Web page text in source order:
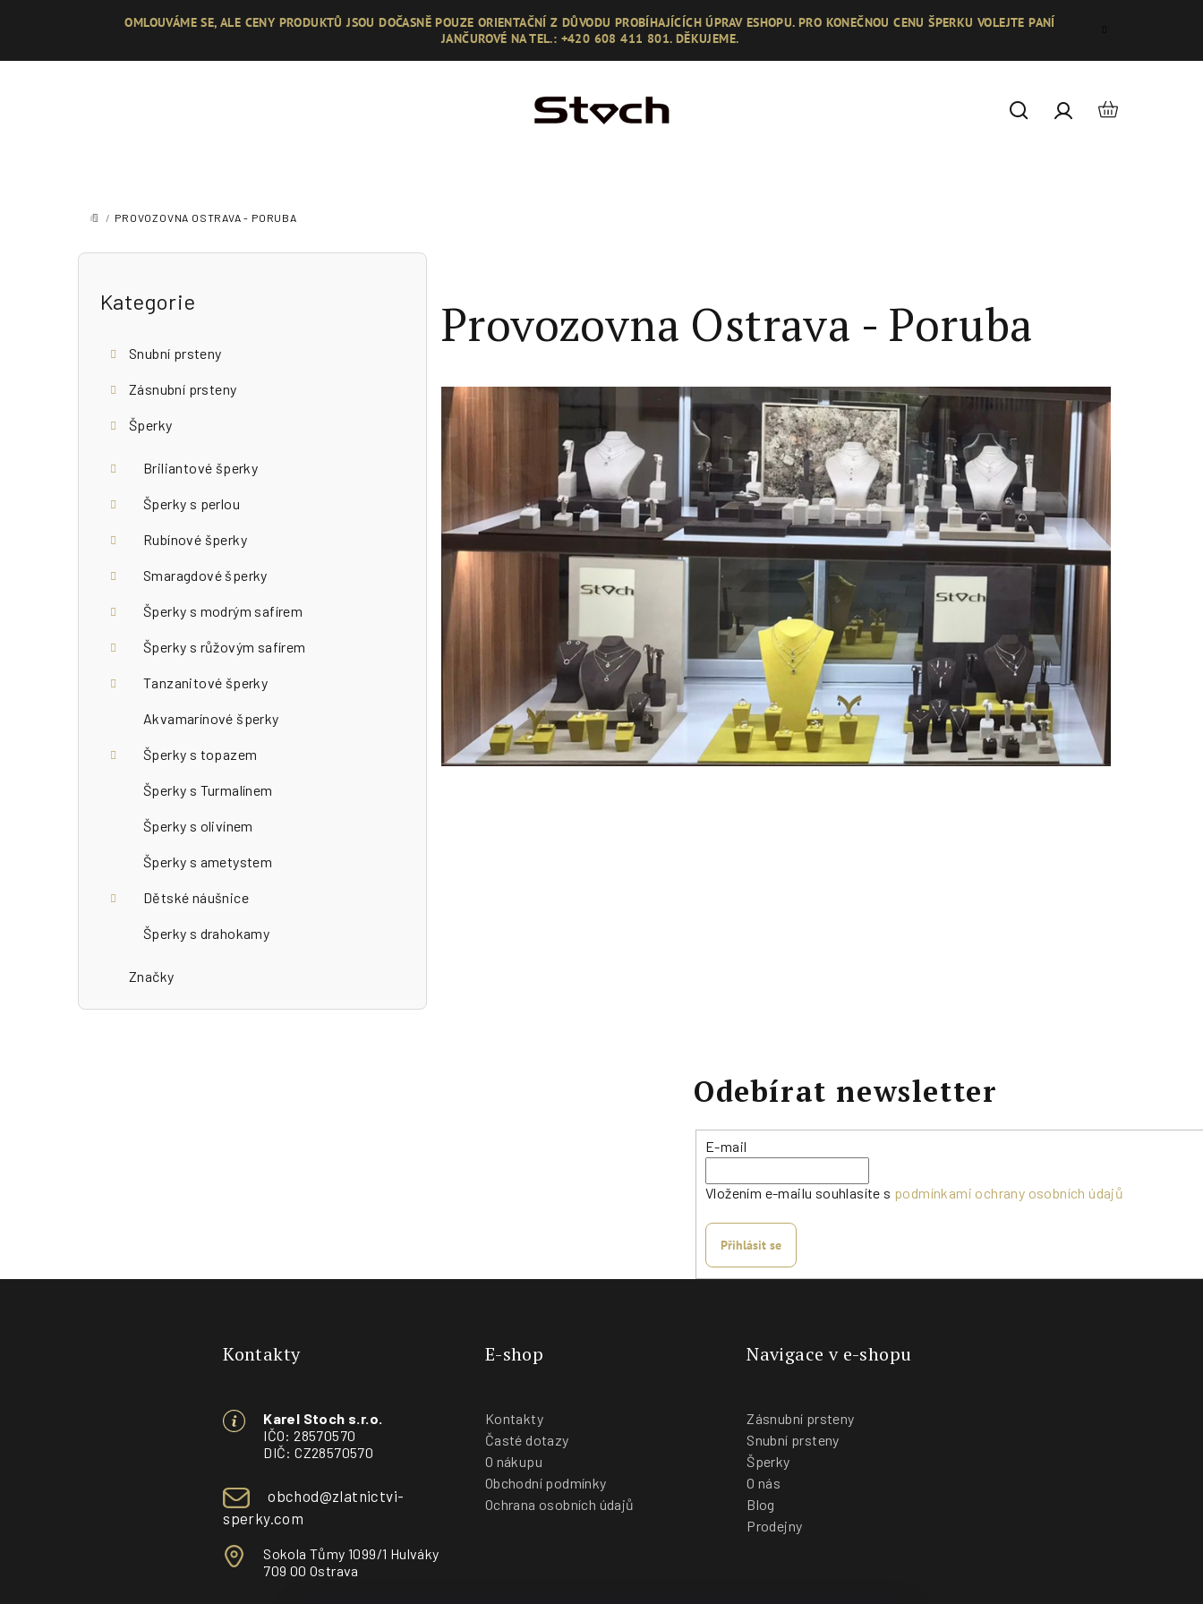
OMLOUVÁME SE, ALE CENY PRODUKTŮ JSOU DOČASNĚ POUZE ORIENTAČNÍ Z DŮVODU PROBÍHAJÍCÍCH ÚPRAV ESHOPU. PRO KONEČNOU CENU ŠPERKU VOLEJTE PANÍ
JANČUROVÉ NA TEL.: +420 608 411 801. DĚKUJEME.
HledatPřihlášení
Nákupní
DOMŮ
/ PROVOZOVNA OSTRAVA - PORUBA
P
Přeskočit
kategorie
Kategorie
Snubní prsteny
Zásnubní prsteny
Šperky
Briliantové šperky
Šperky s perlou
Rubínové šperky
Smaragdové šperky
Šperky s modrým safírem
Šperky s růžovým safírem
Tanzanitové šperky
Akvamarínové šperky
Šperky s topazem
Šperky s Turmalínem
Šperky s olivínem
Šperky s ametystem
Dětské náušnice
Šperky s drahokamy
Značky
Provozovna Ostrava - Poruba
Odebírat newsletter
E-mail
Vložením e-mailu souhlasíte s podmínkami ochrany osobních údajů
Přihlásit se
Kontakty
Karel Stoch s.r.o.
IČO: 28570570
DIČ: CZ28570570
obchod@zlatnictvi-
sperky.com
Sokola Tůmy 1099/1 Hulváky
709 00 Ostrava
E-shop
Kontakty
Časté dotazy
O nákupu
Obchodní podmínky
Ochrana osobních údajů
Navigace v e-shopu
Zásnubní prsteny
Snubní prsteny
Šperky
O nás
Blog
Prodejny